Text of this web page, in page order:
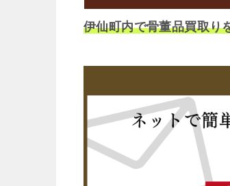
伊仙町内で骨董品買取り